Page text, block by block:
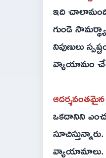
ఇది
గుండె
నిపుణులు
వ్యాయామం
ఒకదానిని
వ్యాయామాలు.